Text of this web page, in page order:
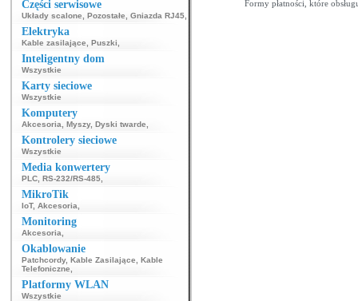
Części serwisowe
Układy scalone Pozostałe Gniazda RJ45
Elektryka
Kable zasilające Puszki
Inteligentny dom
Wszystkie
Karty sieciowe
Wszystkie
Komputery
Akcesoria Myszy, Dyski twarde
Kontrolery sieciowe
Wszystkie
Media konwertery
PLC RS-232/RS-485
MikroTik
IoT, Akcesoria
Monitoring
Akcesoria
Okablowanie
Patchcordy, Kable Zasilające
Kable
Telefoniczne
Platformy WLAN
Wszystkie
Formy płatności, które